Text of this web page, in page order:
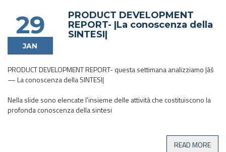
29
JAN
PRODUCT DEVELOPMENT
REPORT- |La conoscenza della
SINTESI|
PRODUCT DEVELOPMENT REPORT- questa settimana analizziamo |âš
— La conoscenza della SINTESI|
Nella slide sono elencate l'insieme delle attività che costituiscono la
profonda conoscenza della sintesi